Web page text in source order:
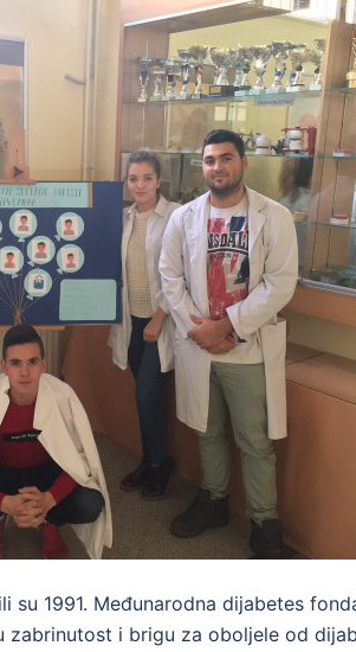
su 1991. Međunarodna dijabetes
i brigu za oboljele od